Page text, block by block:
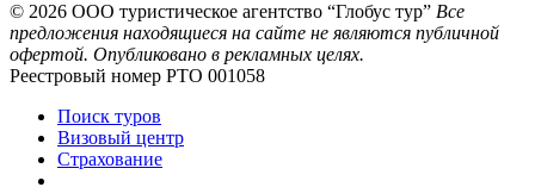
© 2026 ООО туристическое агентство “Глобус тур” Все
предложения находящиеся на сайте не являются публичной
офертой. Опубликовано в рекламных целях.
Реестровый номер РТО 001058
Поиск туров
Визовый центр
Страхование